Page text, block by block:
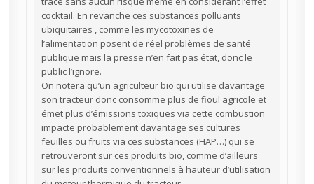
cocktail. En revanche ces substances polluants
ubiquitaires , comme les mycotoxines de
l’alimentation posent de réel problèmes de santé
publique mais la presse n’en fait pas état, donc le
public l’ignore.
On notera qu’un agriculteur bio qui utilise davantage
son tracteur donc consomme plus de fioul agricole et
émet plus d’émissions toxiques via cette combustion
impacte probablement davantage ses cultures
feuilles ou fruits via ces substances (HAP…) qui se
retrouveront sur ces produits bio, comme d’ailleurs
sur les produits conventionnels à hauteur d’utilisation